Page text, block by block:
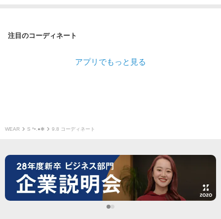
注目のコーディネート
アプリでもっと見る
WEAR S *•.●❃ 9.8 コーディネート